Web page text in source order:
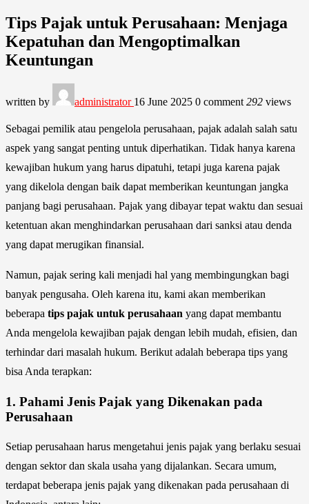
Tips Pajak untuk Perusahaan: Menjaga
Kepatuhan dan Mengoptimalkan
Keuntungan
written by administrator 16 June 2025 0 comment 292 views
Sebagai pemilik atau pengelola perusahaan, pajak adalah salah satu
aspek yang sangat penting untuk diperhatikan. Tidak hanya karena
kewajiban hukum yang harus dipatuhi, tetapi juga karena pajak
yang dikelola dengan baik dapat memberikan keuntungan jangka
panjang bagi perusahaan. Pajak yang dibayar tepat waktu dan sesuai
ketentuan akan menghindarkan perusahaan dari sanksi atau denda
yang dapat merugikan finansial.
Namun, pajak sering kali menjadi hal yang membingungkan bagi
banyak pengusaha. Oleh karena itu, kami akan memberikan
beberapa tips pajak untuk perusahaan yang dapat membantu
Anda mengelola kewajiban pajak dengan lebih mudah, efisien, dan
terhindar dari masalah hukum. Berikut adalah beberapa tips yang
bisa Anda terapkan:
1. Pahami Jenis Pajak yang Dikenakan pada
Perusahaan
Setiap perusahaan harus mengetahui jenis pajak yang berlaku sesuai
dengan sektor dan skala usaha yang dijalankan. Secara umum,
terdapat beberapa jenis pajak yang dikenakan pada perusahaan di